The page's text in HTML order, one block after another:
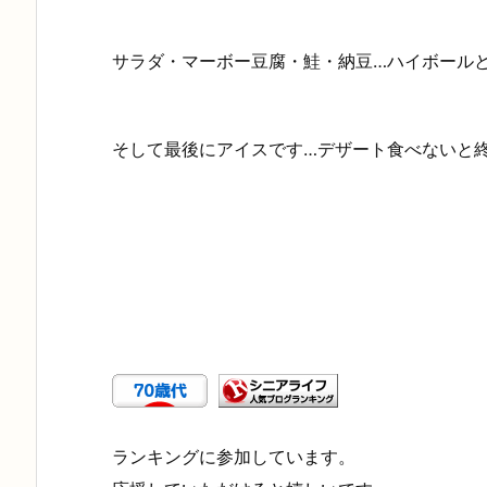
サラダ・マーボー豆腐・鮭・納豆…ハイボール
そして最後にアイスです…デザート食べないと
ランキングに参加しています。